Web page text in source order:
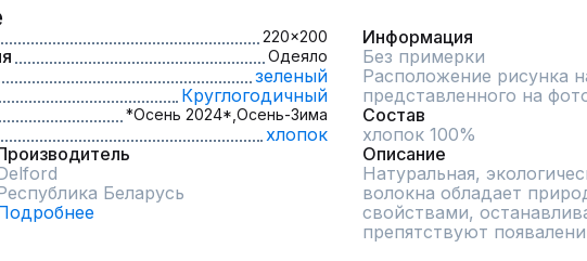
220x200
Одеяло
зеленый
Круглогодичный
*Осень 2024*, Осень-Зима
хлопок
Беларусь
Информация
Без примерки
Расположение рисунка
представленного на
Состав
хлопок 100%
Описание
Натуральная,
волокна обладает
свойствами,
препятствуют